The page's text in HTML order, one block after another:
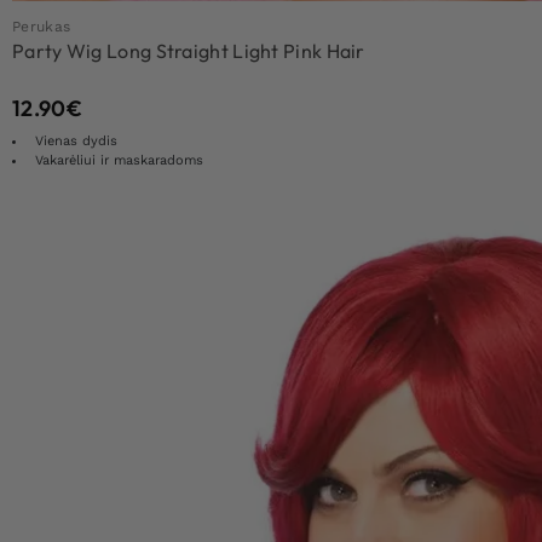
Perukas
Party Wig Long Straight Light Pink Hair
12.90€
Vienas dydis
Vakarėliui ir maskaradoms